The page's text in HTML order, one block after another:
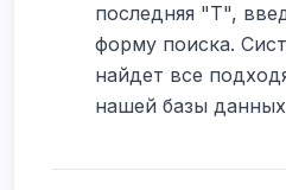
последняя "Т",
форму поиска.
найдет все
нашей базы